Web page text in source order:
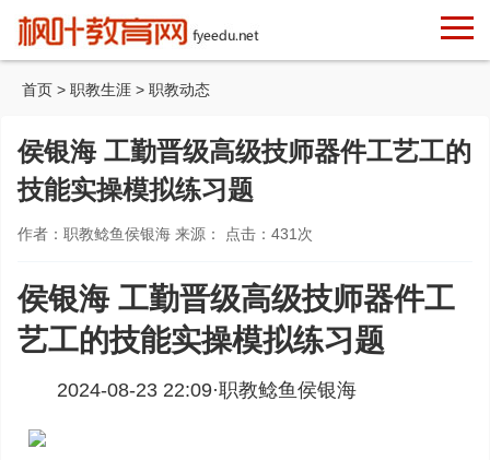
首页 > 职教生涯 > 职教动态
侯银海 工勤晋级高级技师器件工艺工的
技能实操模拟练习题
作者：职教鲶鱼侯银海 来源： 点击： 431 次
侯银海 工勤晋级高级技师器件工
艺工的技能实操模拟练习题
2024-08-23 22:09·职教鲶鱼侯银海